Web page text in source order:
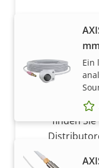
mm
Ein
Möchten
verkaufen?
Möchten Sie
finden